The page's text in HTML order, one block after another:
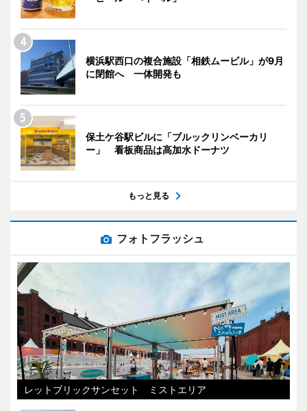
横浜駅西口の複合施設「相鉄ムービル」が9月
に閉館へ 一体開発も
保土ケ谷駅ビルに「ブルックリンベーカリ
ー」 看板商品は高加水ドーナツ
もっと見る
フォトフラッシュ
レットブリックサンセット ミストエリア